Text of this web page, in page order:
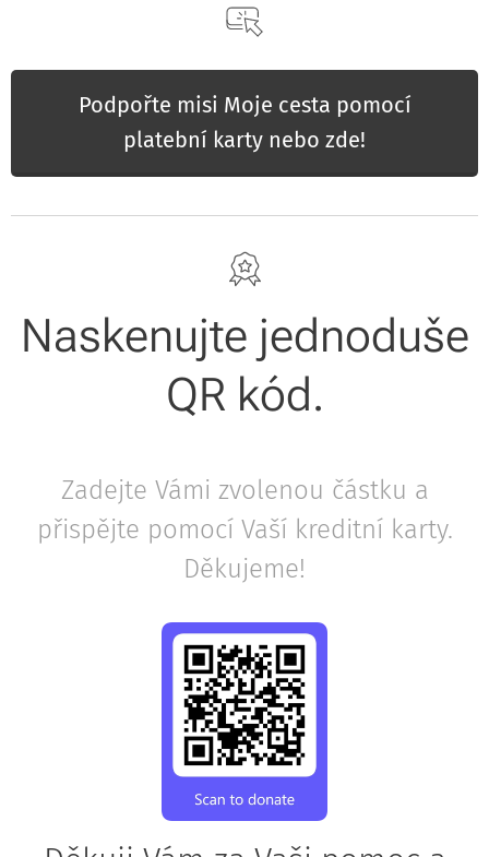
Podpořte misi Moje cesta pomocí
platební karty nebo zde!
Naskenujte jednoduše
QR kód.
Zadejte Vámi zvolenou částku a
přispějte pomocí Vaší kreditní karty.
Děkujeme!